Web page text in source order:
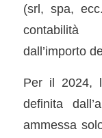
(srl, spa,
contabilità
dall’importo
Per il 2024,
definita
ammessa